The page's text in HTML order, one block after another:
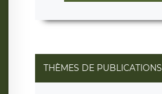
THÈMES DE PUBLICATIONS